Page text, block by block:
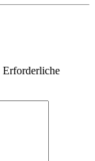
Erforderliche